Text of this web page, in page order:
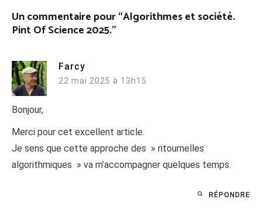
Un commentaire pour “Algorithmes et société.
Pint Of Science 2025.”
Farcy
22 mai 2025 à 13h15
Bonjour,
Merci pour cet excellent article.
Je sens que cette approche des » ritournelles
algorithmiques » va m’accompagner quelques temps.
RÉPONDRE